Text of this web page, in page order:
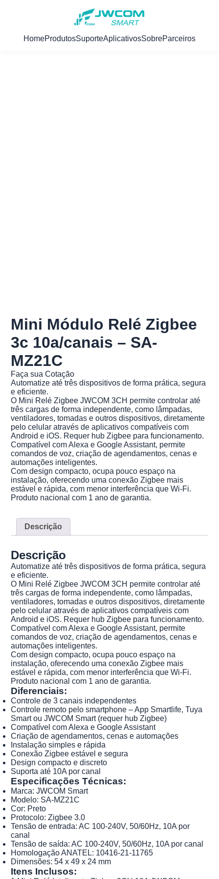
HomeProdutosSuporteAplicativosSobreParceiros
Mini Módulo Relé Zigbee
3c 10a/canais – SA-
MZ21C
Faça sua Cotação
Automatize até três dispositivos de forma prática, segura
e eficiente.
O Mini Relé Zigbee JWCOM 3CH permite controlar até
três cargas de forma independente, como lâmpadas,
ventiladores, tomadas e outros dispositivos, diretamente
pelo celular através de aplicativos compatíveis com
Android e iOS. Requer hub Zigbee para funcionamento.
Compatível com Alexa e Google Assistant, permite
comandos de voz, criação de agendamentos, cenas e
automações inteligentes.
Com design compacto, ocupa pouco espaço na
instalação, oferecendo uma conexão Zigbee mais
estável e rápida, com menor interferência que Wi-Fi.
Produto nacional com 1 ano de garantia.
Descrição
Descrição
Automatize até três dispositivos de forma prática, segura
e eficiente.
O Mini Relé Zigbee JWCOM 3CH permite controlar até
três cargas de forma independente, como lâmpadas,
ventiladores, tomadas e outros dispositivos, diretamente
pelo celular através de aplicativos compatíveis com
Android e iOS. Requer hub Zigbee para funcionamento.
Compatível com Alexa e Google Assistant, permite
comandos de voz, criação de agendamentos, cenas e
automações inteligentes.
Com design compacto, ocupa pouco espaço na
instalação, oferecendo uma conexão Zigbee mais
estável e rápida, com menor interferência que Wi-Fi.
Produto nacional com 1 ano de garantia.
Diferenciais:
Controle de 3 canais independentes
Controle remoto pelo smartphone – App Smartlife, Tuya
Smart ou JWCOM Smart (requer hub Zigbee)
Compatível com Alexa e Google Assistant
Criação de agendamentos, cenas e automações
Instalação simples e rápida
Conexão Zigbee estável e segura
Design compacto e discreto
Suporta até 10A por canal
Especificações Técnicas:
Marca: JWCOM Smart
Modelo: SA-MZ21C
Cor: Preto
Protocolo: Zigbee 3.0
Tensão de entrada: AC 100-240V, 50/60Hz, 10A por
canal
Tensão de saída: AC 100-240V, 50/60Hz, 10A por canal
Homologação ANATEL: 10416-21-11765
Dimensões: 54 x 49 x 24 mm
Itens Inclusos: